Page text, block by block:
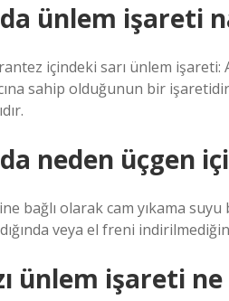
ünlem işareti
içindeki sarı ünlem
sahip olduğunun bir
neden üçgen
bağlı olarak cam yıkama suyu
veya el freni
ünlem işareti